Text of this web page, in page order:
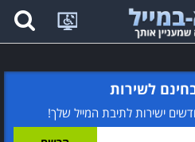
לשירות
ישירות לתיבת המייל שלך!